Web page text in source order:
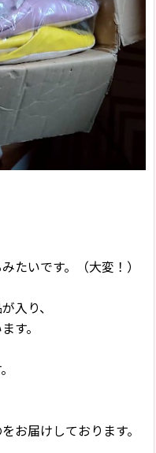
たいです。（大変！）
入り、
す。
お届けしております。